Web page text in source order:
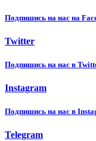
Подпишиcь на нас на
Twitter
Подпишиcь на нас в
Instagram
Подпишиcь на нас в
Telegram